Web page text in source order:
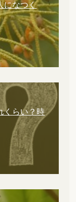
になつく
くらい？時